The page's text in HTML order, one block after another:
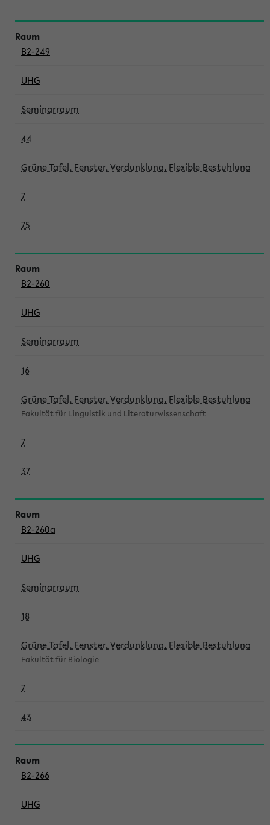
B2-249
UHG
Seminarraum
44
Grüne Tafel, Fenster, Verdunklung, Flexible Bestuhlung
7
75
B2-260
UHG
Seminarraum
16
Grüne Tafel, Fenster, Verdunklung, Flexible Bestuhlung
Fakultät für Linguistik und Literaturwissenschaft
7
37
B2-260a
UHG
Seminarraum
18
Grüne Tafel, Fenster, Verdunklung, Flexible Bestuhlung
Fakultät für Biologie
7
43
B2-266
UHG